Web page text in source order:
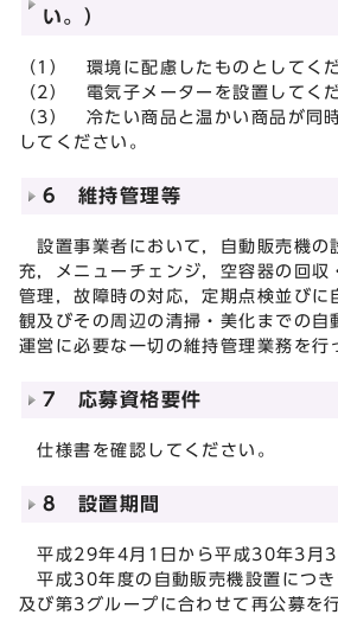
い。）
（1） 環境に配慮したものとしてくだ
（2） 電気子メーターを設置してくだ
（3） 冷たい商品と温かい商品が同
してください。
6 維持管理等
設置事業者において，自動販売機の
充，メニューチェンジ，空容器の回収
管理，故障時の対応，定期点検並びに
観及びその周辺の清掃・美化までの自
運営に必要な一切の維持管理業務を行
7 応募資格要件
仕様書を確認してください。
8 設置期間
平成29年4月1日から平成30年3月
平成30年度の自動販売機設置につ
及び第3グループに合わせて再公募を